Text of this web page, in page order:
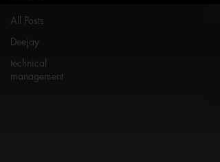
All Posts
Deejay
technical
management